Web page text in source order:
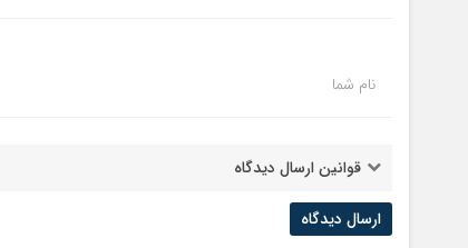
نام شما
قوانین ارسال دیدگاه